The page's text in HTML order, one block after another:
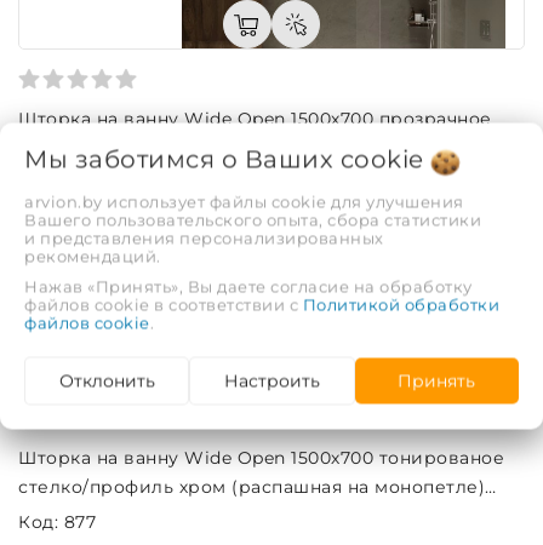
Шторка на ванну Wide Open 1500х700 прозрачное
стекло/профиль хром (распашная на монопетле)
534,15 руб.
Шторка на ванну Wide Open 1500х700 тонированое
стелко/профиль хром (распашная на монопетле)
1500х700
Код: 877
Мы заботимся о Ваших cookie
arvion.by использует файлы cookie для улучшения
Вашего пользовательского опыта, сбора статистики
и представления персонализированных
рекомендаций.
Нажав «Принять», Вы даете согласие на обработку
файлов cookie в соответствии с Политикой обработки
файлов cookie.
Отклонить Настроить Принять